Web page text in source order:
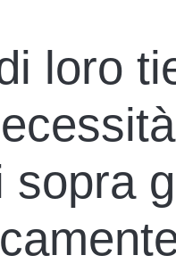
loro
sopra